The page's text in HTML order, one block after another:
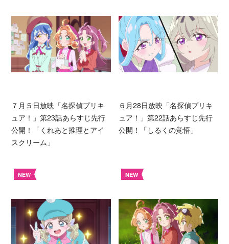
７月５日放映「名探偵プリキ
ュア！」第23話あらすじ先行
公開！「くれあと推理とアイ
スクリーム」
６月28日放映「名探偵プリキ
ュア！」第22話あらすじ先行
公開！「しるくの覚悟」
NEW NEW